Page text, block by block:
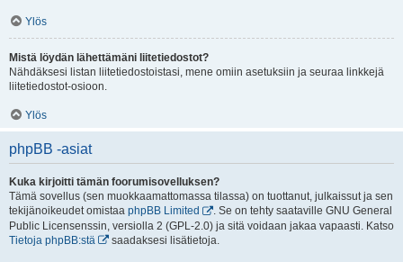
Ylös
Mistä löydän lähettämäni liitetiedostot?
Nähdäksesi listan liitetiedostoistasi, mene omiin asetuksiin ja seuraa linkkejä
liitetiedostot-osioon.
Ylös
phpBB -asiat
Kuka kirjoitti tämän foorumisovelluksen?
Tämä sovellus (sen muokkaamattomassa tilassa) on tuottanut, julkaissut ja sen
tekijänoikeudet omistaa phpBB Limited
. Se on tehty saataville GNU General
Public Licensenssin, versiolla 2 (GPL-2.0) ja sitä voidaan jakaa vapaasti. Katso
Tietoja phpBB:stä
saadaksesi lisätietoja.